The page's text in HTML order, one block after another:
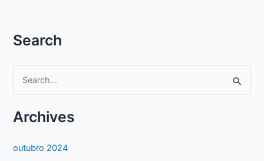
Search
qArchives
outubro 2024